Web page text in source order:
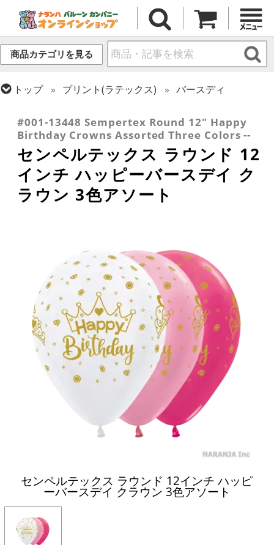
商品カテゴリを見る
トップ プリント(ラテックス)
バースディ
#001-13448 Sempertex Round 12" Happy
Birthday Crowns Assorted Three Colors --
センペルテックス ラウンド 12
インチ ハッピーバースデイ ク
ラウン 3色アソート
センペルテックス ラウンド 12インチ ハッピ
ーバースデイ クラウン 3色アソート